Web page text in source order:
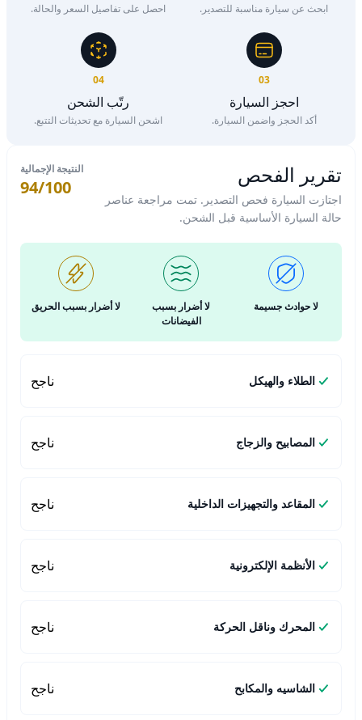
ابحث عن سيارة مناسبة للتصدير. احصل على تفاصيل السعر والحالة.
03
احجز السيارة
أكد الحجز واضمن السيارة.
04
رتّب الشحن
اشحن السيارة مع تحديثات التتبع.
تقرير الفحص
اجتازت السيارة فحص التصدير. تمت مراجعة عناصر
حالة السيارة الأساسية قبل الشحن.
النتيجة الإجمالية
94/100
لا حوادث جسيمة
لا أضرار بسبب
الفيضانات
لا أضرار بسبب الحريق
الطلاء والهيكل ناجح
المصابيح والزجاج ناجح
المقاعد والتجهيزات الداخلية ناجح
الأنظمة الإلكترونية ناجح
المحرك وناقل الحركة ناجح
الشاسيه والمكابح ناجح